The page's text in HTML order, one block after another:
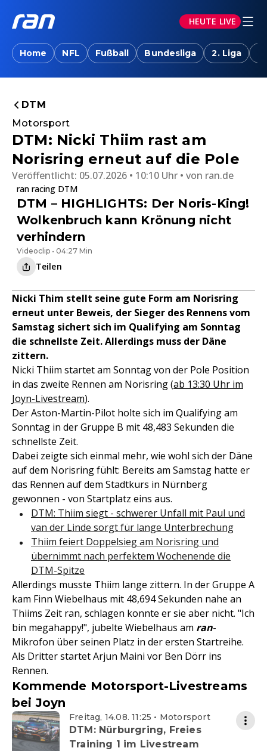
HEUTE LIVE
Home NFL Fußball Bundesliga 2. Liga
DTM
Motorsport
DTM: Nicki Thiim rast am
Norisring erneut auf die Pole
Veröffentlicht: 05.07.2026 • 10:10 Uhr von ran.de
ran racing DTM
DTM – HIGHLIGHTS: Der Noris-King!
Wolkenbruch kann Krönung nicht
verhindern
Videoclip • 04:27 Min
Teilen
Nicki Thim stellt seine gute Form am Norisring
erneut unter Beweis, der Sieger des Rennens vom
Samstag sichert sich im Qualifying am Sonntag
die schnellste Zeit. Allerdings muss der Däne
zittern.
Nicki Thiim startet am Sonntag von der Pole Position
in das zweite Rennen am Norisring (ab 13:30 Uhr im
Joyn-Livestream).
Der Aston-Martin-Pilot holte sich im Qualifying am
Sonntag in der Gruppe B mit 48,483 Sekunden die
schnellste Zeit.
Dabei zeigte sich einmal mehr, wie wohl sich der Däne
auf dem Norisring fühlt: Bereits am Samstag hatte er
das Rennen auf dem Stadtkurs in Nürnberg
gewonnen - von Startplatz eins aus.
DTM: Thiim siegt - schwerer Unfall mit Paul und
van der Linde sorgt für lange Unterbrechung
Thiim feiert Doppelsieg am Norisring und
übernimmt nach perfektem Wochenende die
DTM-Spitze
Allerdings musste Thiim lange zittern. In der Gruppe A
kam Finn Wiebelhaus mit 48,694 Sekunden nahe an
Thiims Zeit ran, schlagen konnte er sie aber nicht. "Ich
bin megahappy!", jubelte Wiebelhaus am ran-
Mikrofon über seinen Platz in der ersten Startreihe.
Als Dritter startet Arjun Maini vor Ben Dörr ins
Rennen.
Kommende Motorsport-Livestreams
bei Joyn
Freitag, 14.08. 11:25 • Motorsport
DTM: Nürburgring, Freies
Training 1 im Livestream